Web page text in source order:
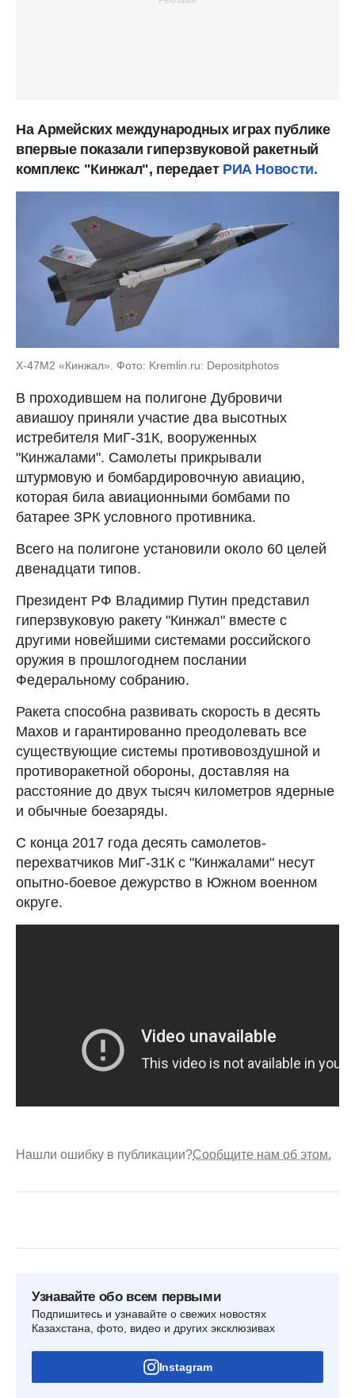
На Армейских международных играх публике
впервые показали гиперзвуковой ракетный
комплекс "Кинжал", передает РИА Новости.
Х-47М2 «Кинжал». Фото: Kremlin.ru: Depositphotos
В проходившем на полигоне Дубровичи
авиашоу приняли участие два высотных
истребителя МиГ-31К, вооруженных
"Кинжалами". Самолеты прикрывали
штурмовую и бомбардировочную авиацию,
которая била авиационными бомбами по
батарее ЗРК условного противника.
Всего на полигоне установили около 60 целей
двенадцати типов.
Президент РФ Владимир Путин представил
гиперзвуковую ракету "Кинжал" вместе с
другими новейшими системами российского
оружия в прошлогоднем послании
Федеральному собранию.
Ракета способна развивать скорость в десять
Махов и гарантированно преодолевать все
существующие системы противовоздушной и
противоракетной обороны, доставляя на
расстояние до двух тысяч километров ядерные
и обычные боезаряды.
С конца 2017 года десять самолетов-
перехватчиков МиГ-31К с "Кинжалами" несут
опытно-боевое дежурство в Южном военном
округе.
Нашли ошибку в публикации?Сообщите нам об этом.
Узнавайте обо всем первыми
Подпишитесь и узнавайте о свежих новостях
Казахстана, фото, видео и других эксклюзивах
Instagram